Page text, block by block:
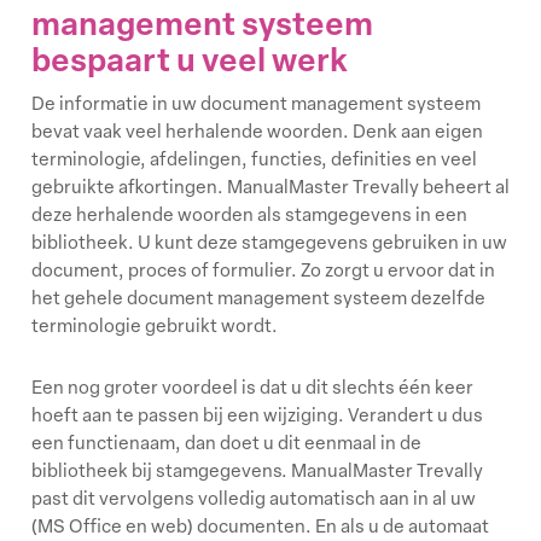
management systeem
bespaart u veel werk
De informatie in uw document management systeem
bevat vaak veel herhalende woorden. Denk aan eigen
terminologie, afdelingen, functies, definities en veel
gebruikte afkortingen. ManualMaster Trevally beheert al
deze herhalende woorden als stamgegevens in een
bibliotheek. U kunt deze stamgegevens gebruiken in uw
document, proces of formulier. Zo zorgt u ervoor dat in
het gehele document management systeem dezelfde
terminologie gebruikt wordt.
Een nog groter voordeel is dat u dit slechts één keer
hoeft aan te passen bij een wijziging. Verandert u dus
een functienaam, dan doet u dit eenmaal in de
bibliotheek bij stamgegevens. ManualMaster Trevally
past dit vervolgens volledig automatisch aan in al uw
(MS Office en web) documenten. En als u de automaat